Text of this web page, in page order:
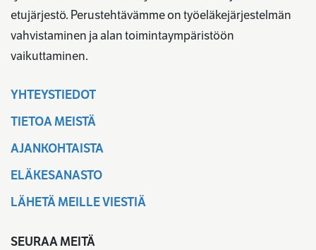
etujärjestö. Perustehtävämme on työeläkejärjestelmän
vahvistaminen ja alan toimintaympäristöön
vaikuttaminen.
YHTEYSTIEDOT
TIETOA MEISTÄ
AJANKOHTAISTA
ELÄKESANASTO
LÄHETÄ MEILLE VIESTIÄ
SEURAA MEITÄ